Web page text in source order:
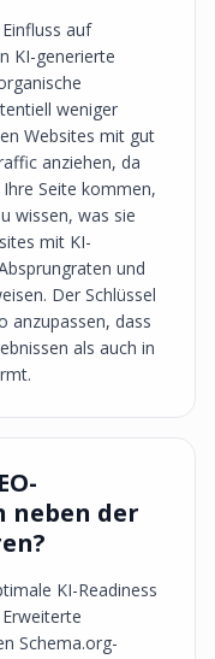
auf
KI-generierte
weniger
Websites mit gut
anziehen, da
Seite kommen,
wissen, was sie
mit KI-
und
Der Schlüssel
anzupassen, dass
als auch in
neben der
KI-Readiness
Schema.org-